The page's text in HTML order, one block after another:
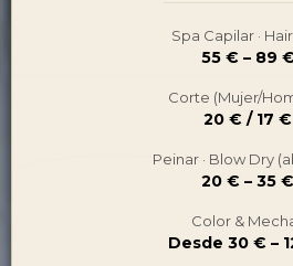
Spa Capilar ·
55 € – 89 €
Corte (Mujer/
20 € / 17 €
Peinar · Blow Dry
20 € – 35 €
Color &
Desde 30 € –